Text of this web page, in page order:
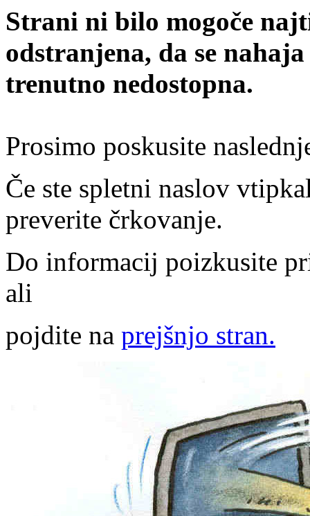
Strani ni bilo mogoče
odstranjena, da se
trenutno nedostopna.
Prosimo poskusite
Če ste spletni naslov
preverite črkovanje.
Do informacij poizkusite
ali
pojdite na prejšnjo stran.